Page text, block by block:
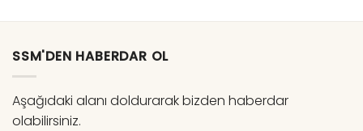
SSM'DEN HABERDAR OL
Aşağıdaki alanı doldurarak bizden haberdar
olabilirsiniz.